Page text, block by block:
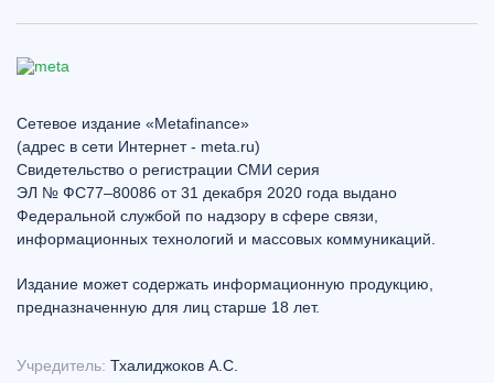
Сетевое издание «Metafinance»
(адрес в сети Интернет - meta.ru)
Свидетельство о регистрации СМИ серия
ЭЛ № ФС77–80086 от 31 декабря 2020 года выдано
Федеральной службой по надзору в сфере связи,
информационных технологий и массовых коммуникаций.
Издание может содержать информационную продукцию,
предназначенную для лиц старше 18 лет.
Учредитель: Тхалиджоков А.С.